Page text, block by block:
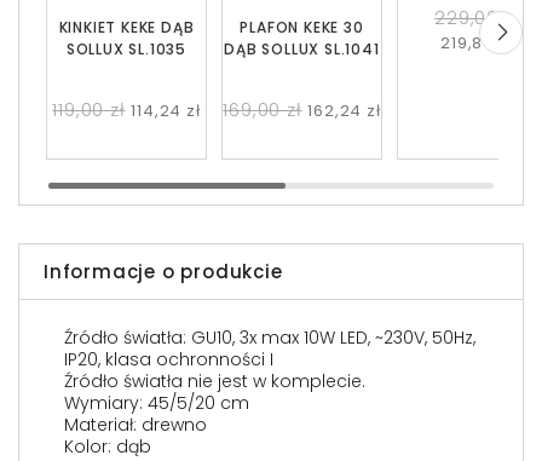
PLAFON KEKE 30
DĄB SOLLUX SL.1041
169,00 zł 162,24 zł
229,00 zł
219,84 zł
KINKIET KEKE DĄB
SOLLUX SL.1035
119,00 zł 114,24 zł
Informacje o produkcie
Źródło światła: GU10, 3x max 10W LED, ~230V, 50Hz,
IP20, klasa ochronności I
Źródło światła nie jest w komplecie.
Wymiary: 45/5/20 cm
Materiał: drewno
Kolor: dąb